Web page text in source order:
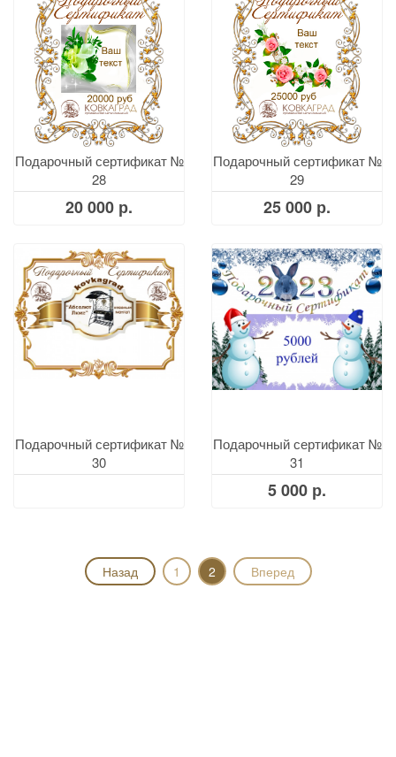
Подарочный сертификат №
28
20 000 р.
Подарочный сертификат №
29
25 000 р.
Подарочный сертификат №
30
Подарочный сертификат №
31
5 000 р.
Назад 1 2 Вперед